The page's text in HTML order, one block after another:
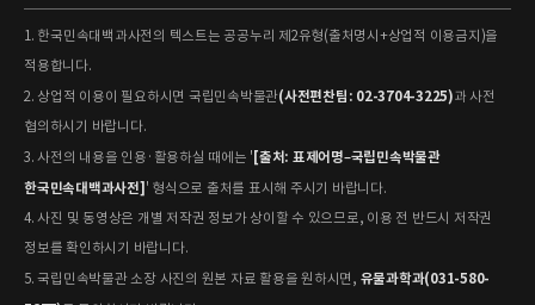
1. 한국민속대백과사전의 텍스트는 공공누리 제2유형(출처명시+상업적 이용금지)을
적용합니다.
2. 상업적 이용이 필요하시면 국립민속박물관(사전편찬팀: 02-3704-3225)과 사전
협의하시기 바랍니다.
3. 사전의 내용을 인용·활용하실 때에는 ' [출처: 표제어명–국립민속박물관
한국민속대백과사전] ' 형식으로 출처를 표시해 주시기 바랍니다.
4. 사진 및 동영상은 개별 저작권 정보가 상이할 수 있으므로, 이용 전 반드시 저작권
정보를 확인하시기 바랍니다.
5. 국립민속박물관 소장 사진의 원본 자료 활용을 원하시면, 유물과학과(031-580-